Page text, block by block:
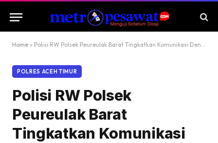
Home » Polisi RW Polsek Peureulak Barat Tingkatkan Komunikasi Dengan Warga
POLRES ACEH TIMUR
Polisi RW Polsek
Peureulak Barat
Tingkatkan Komunikasi